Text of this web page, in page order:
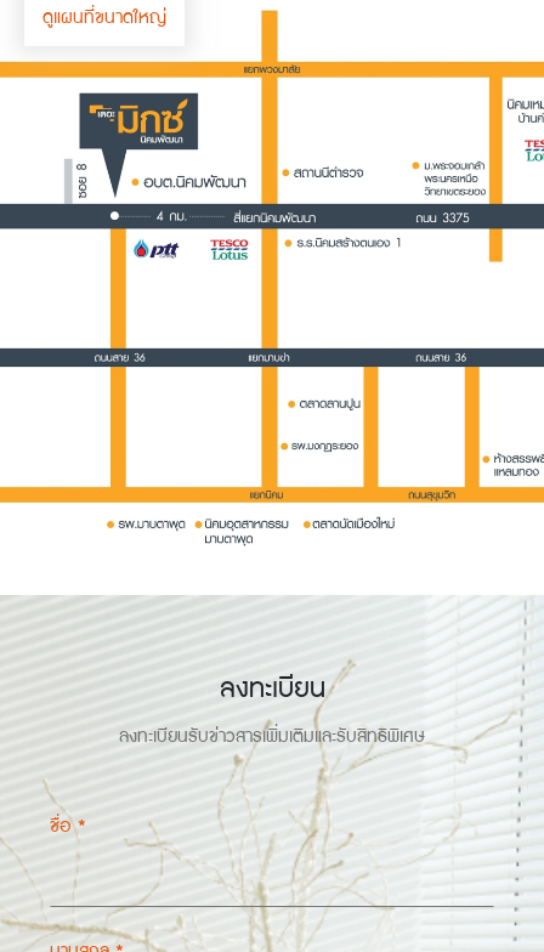
ดูแผนที่ขนาดใหญ่
ลงทะเบียน
ลงทะเบียนรับข่าวสารเพิ่มเติมและรับสิทธิพิเศษ
ชื่อ *